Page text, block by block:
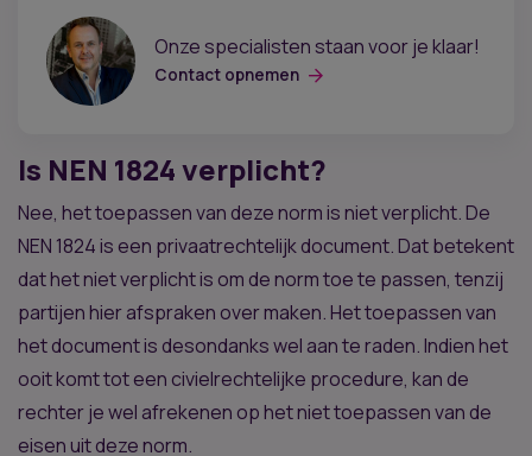
Onze specialisten staan voor je klaar!
Contact opnemen
Is NEN 1824 verplicht?
Nee, het toepassen van deze norm is niet verplicht. De
NEN 1824 is een privaatrechtelijk document. Dat betekent
dat het niet verplicht is om de norm toe te passen, tenzij
partijen hier afspraken over maken. Het toepassen van
het document is desondanks wel aan te raden. Indien het
ooit komt tot een civielrechtelijke procedure, kan de
rechter je wel afrekenen op het niet toepassen van de
eisen uit deze norm.